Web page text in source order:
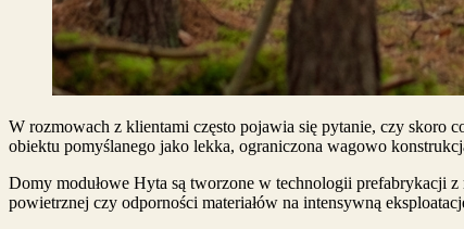
W rozmowach z klientami często pojawia się pytanie, czy skoro
obiektu pomyślanego jako lekka, ograniczona wagowo
Domy modułowe Hyta są tworzone w technologii prefabrykacji
powietrznej czy odporności materiałów na intensywną